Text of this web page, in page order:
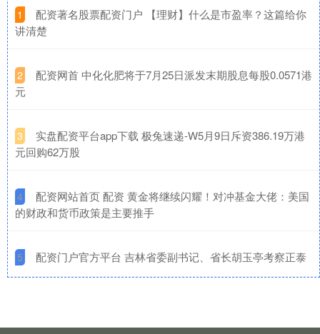
1
​配资著名股票配资门户 【理财】什么是市盈率？这篇给你
讲清楚
2
​配资网首 中化化肥将于7月25日派发末期股息每股0.0571港
元
3
​实盘配资平台app下载 极兔速递-W5月9日斥资386.19万港
元回购62万股
4
​配资网站首页 配资 黄金将继续闪耀！对冲基金大佬：美国
的财政和货币政策是主要推手
5 ​配资门户官方平台 吉林省委副书记、省长胡玉亭考察正泰